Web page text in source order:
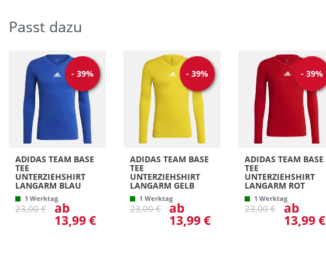
Passt dazu
- 39%
ADIDAS TEAM BASE
TEE
UNTERZIEHSHIRT
LANGARM BLAU
1 Werktag
23,00 € ab
13,99 €
- 39%
ADIDAS TEAM BASE
TEE
UNTERZIEHSHIRT
LANGARM GELB
1 Werktag
23,00 € ab
13,99 €
- 39%
ADIDAS TEAM BASE
TEE
UNTERZIEHSHIRT
LANGARM ROT
1 Werktag
23,00 € ab
13,99 €